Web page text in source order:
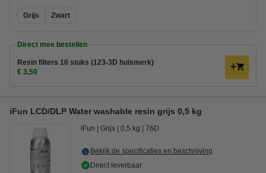
Grijs Zwart
Direct mee bestellen
Resin filters 10 stuks (123-3D huismerk)
€ 3,50
iFun LCD/DLP Water washable resin grijs 0,5 kg
iFun Grijs 0,5 kg 76D
Bekijk de specificaties en beschrijving
Direct leverbaar